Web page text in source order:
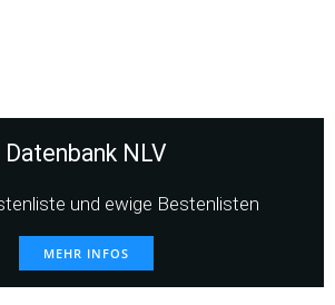
Datenbank NLV
und ewige Bestenlisten
MEHR INFOS